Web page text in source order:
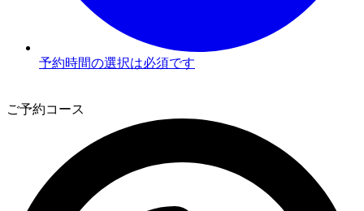
予約時間の選択は必須です
ご予約コース